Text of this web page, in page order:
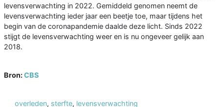
levensverwachting in 2022. Gemiddeld genomen neemt de
levensverwachting ieder jaar een beetje toe, maar tijdens het
begin van de coronapandemie daalde deze licht. Sinds 2022
stijgt de levensverwachting weer en is nu ongeveer gelijk aan
2018.
Bron:CBS
overleden, sterfte, levensverwachting